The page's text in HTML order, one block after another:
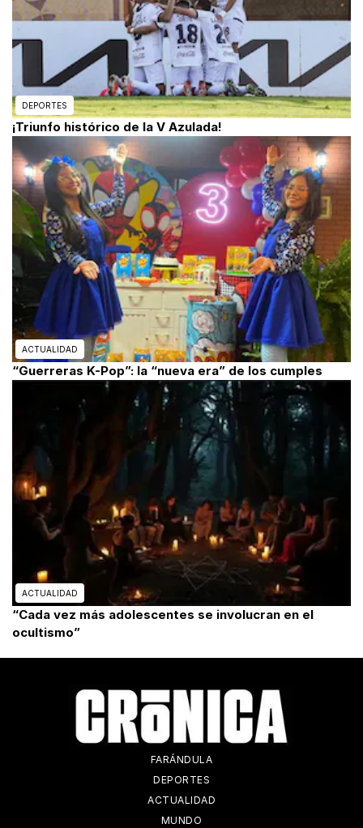
DEPORTES
¡Triunfo histórico de la V Azulada!
ACTUALIDAD
“Guerreras K-Pop”: la “nueva era” de los cumples
ACTUALIDAD
“Cada vez más adolescentes se involucran en el
ocultismo”
FARÁNDULA
DEPORTES
ACTUALIDAD
MUNDO